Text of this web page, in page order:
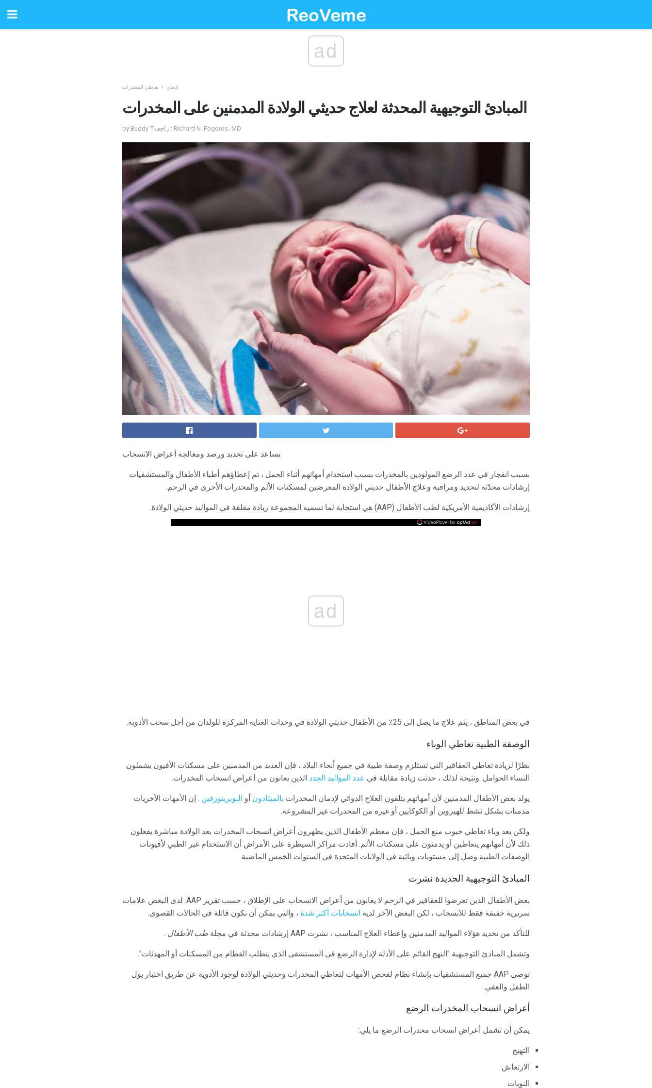
ad
إدمان تعاطي المخدرات
المبادئ التوجيهية المحدثة لعلاج حديثي الولادة المدمنين على المخدرات
by Buddy T؛ راجعه Richard N. Fogoros، MD
يساعد على تحديد ورصد ومعالجة أعراض الانسحاب
بسبب انفجار في عدد الرضع المولودين بالمخدرات بسبب استخدام أمهاتهم أثناء الحمل ، تم إعطاؤهم أطباء الأطفال والمستشفيات
إرشادات محدّثة لتحديد ومراقبة وعلاج الأطفال حديثي الولادة المعرضين لمسكنات الألم والمخدرات الأخرى في الرحم.
إرشادات الأكاديمية الأمريكية لطب الأطفال (AAP) هي استجابة لما تسميه المجموعة زيادة مقلقة في المواليد حديثي الولادة.
ad
في بعض المناطق ، يتم علاج ما يصل إلى 25٪ من الأطفال حديثي الولادة في وحدات العناية المركزة للولدان من أجل سحب الأدوية.
الوصفة الطبية تعاطي الوباء
نظرًا لزيادة تعاطي العقاقير التي تستلزم وصفة طبية في جميع أنحاء البلاد ، فإن العديد من المدمنين على مسكنات الأفيون يشملون
النساء الحوامل. ونتيجة لذلك ، حدثت زيادة مقابلة في عدد المواليد الجدد الذين يعانون من أعراض انسحاب المخدرات.
يولد بعض الأطفال المدمنين لأن أمهاتهم يتلقون العلاج الدوائي لإدمان المخدرات بالميثادون أو البوبرينورفين . إن الأمهات الأخريات
مدمنات بشكل نشط للهيروين أو الكوكايين أو غيره من المخدرات غير المشروعة.
ولكن بعد وباء تعاطي حبوب منع الحمل ، فإن معظم الأطفال الذين يظهرون أعراض انسحاب المخدرات بعد الولادة مباشرة يفعلون
ذلك لأن أمهاتهم يتعاطين أو يدمنون على مسكنات الألم. أفادت مراكز السيطرة على الأمراض أن الاستخدام غير الطبي لأفيونات
الوصفات الطبية وصل إلى مستويات وبائية في الولايات المتحدة في السنوات الخمس الماضية.
المبادئ التوجيهية الجديدة نشرت
بعض الأطفال الذين تعرضوا للعقاقير في الرحم لا يعانون من أعراض الانسحاب على الإطلاق ، حسب تقرير AAP. لدى البعض علامات
سريرية خفيفة فقط للانسحاب ، لكن البعض الآخر لديه انسحابات أكثر شدة ، والتي يمكن أن تكون قاتلة في الحالات القصوى.
للتأكد من تحديد هؤلاء المواليد المدمنين وإعطاء العلاج المناسب ، نشرت AAP إرشادات محدثة في مجلة طب الأطفال .
وتشمل المبادئ التوجيهية "النهج القائم على الأدلة لإدارة الرضع في المستشفى الذي يتطلب الفطام من المسكنات أو المهدئات".
توصي AAP جميع المستشفيات بإنشاء نظام لفحص الأمهات لتعاطي المخدرات وحديثي الولادة لوجود الأدوية عن طريق اختبار بول
الطفل والعقي.
أعراض انسحاب المخدرات الرضع
يمكن أن تشمل أعراض انسحاب مخدرات الرضع ما يلي:
التهيج
الارتعاش
النوبات